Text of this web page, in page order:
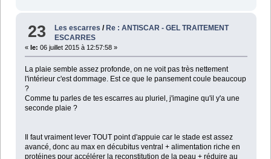
23 Les escarres / Re : ANTISCAR - GEL TRAITEMENT
ESCARRES
« le: 06 juillet 2015 à 12:57:58 »
La plaie semble assez profonde, on ne voit pas très nettement
l'intérieur c'est dommage. Est ce que le pansement coule beaucoup
?
Comme tu parles de tes escarres au pluriel, j'imagine qu'il y'a une
seconde plaie ?
Il faut vraiment lever TOUT point d'appuie car le stade est assez
avancé, donc au max en décubitus ventral + alimentation riche en
protéines pour accélérer la reconstitution de la peau + réduire au